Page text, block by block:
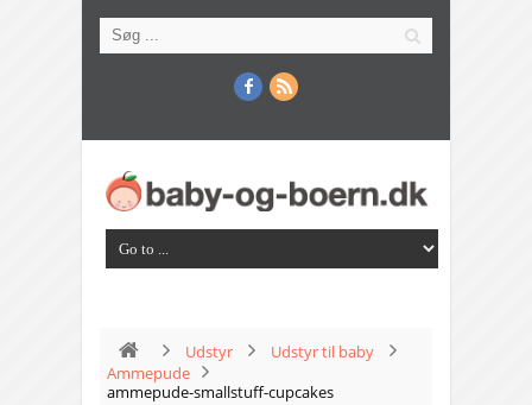
Udstyr
Udstyr til baby
Ammepude
ammepude-smallstuff-cupcakes